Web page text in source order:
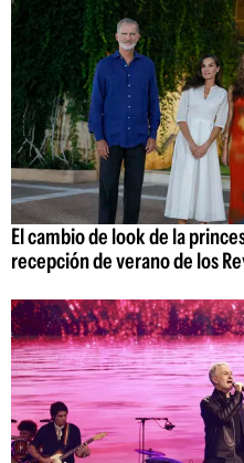
El cambio de look de la
recepción de verano de los